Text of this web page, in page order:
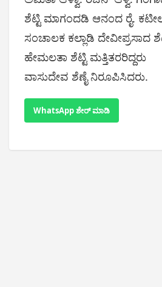
ಶೆಟ್ಟಿ ಮಾಗಂದಡಿ ಆನಂದ ರೈ.
ಸಂಚಾಲಕ ಕಲ್ಲಾಡಿ ದೇವೀಪ್ರಸಾದ
ಹೇಮಲತಾ ಶೆಟ್ಟಿ ಮತ್ತಿತರರಿದ್ದರು
ವಾಸುದೇವ ಶೆಣೈ ನಿರೂಪಿಸಿದರು.
WhatsApp ಶೇರ್ ಮಾಡಿ